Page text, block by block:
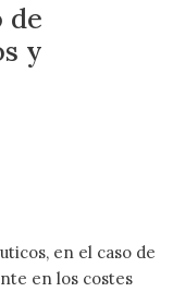
de
y
en el caso de
en los costes